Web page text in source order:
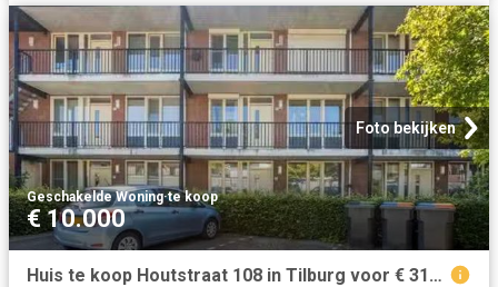
Foto bekijken
Geschakelde Woning·te koop
€ 10.000
Huis te koop Houtstraat 108 in Tilburg voor € 315.000